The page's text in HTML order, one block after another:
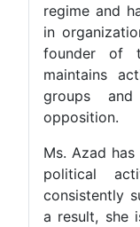
regime and
in
founder of
maintains
groups
opposition.
Ms. Azad
political
consistently
a result, she